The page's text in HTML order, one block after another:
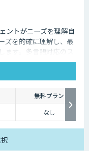
ントがニーズを理解自
ズを的確に理解し、最
ます。多言語対応のス
記録の取得・分析で展
無料プラン
なし